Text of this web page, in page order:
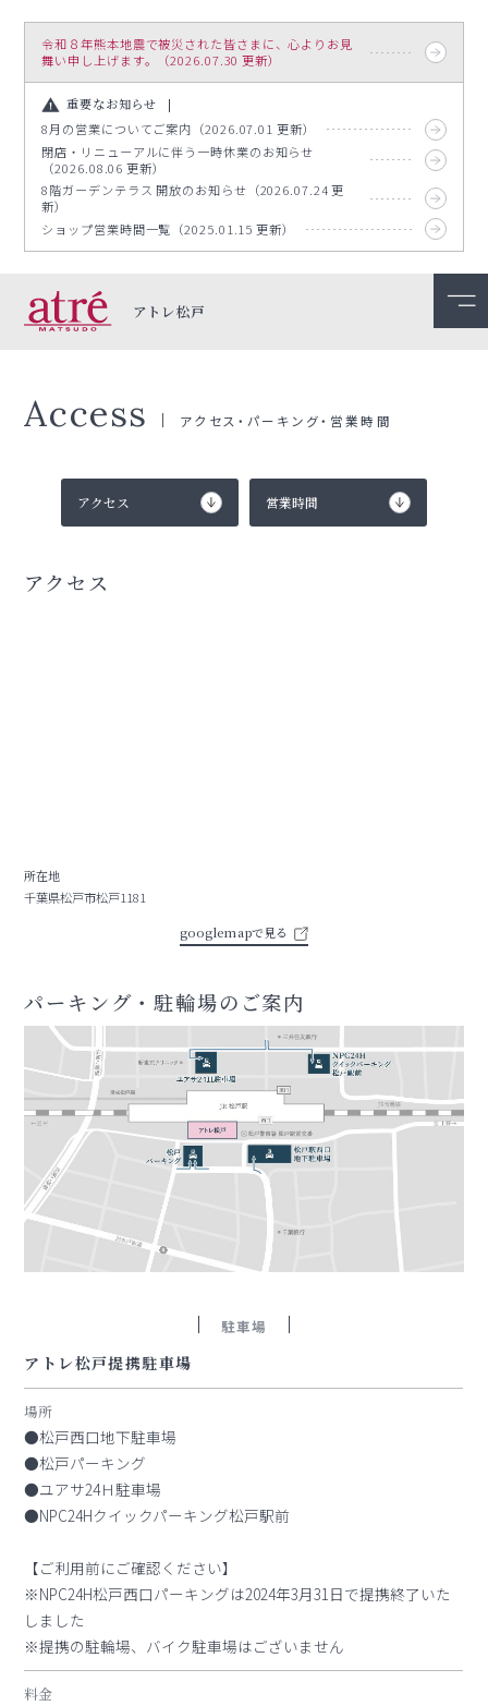
令和８年熊本地震で被災された皆さまに、心よりお見
舞い申し上げます。（2026.07.30 更新）
重要なお知らせ
8月の営業についてご案内（2026.07.01 更新）
閉店・リニューアルに伴う一時休業のお知らせ
（2026.08.06 更新）
8階ガーデンテラス 開放のお知らせ（2026.07.24 更
新）
ショップ営業時間一覧（2025.01.15 更新）
アトレ松戸
Access アクセス・パーキング・営業時間
アクセス 営業時間
アクセス
所在地
千葉県松戸市松戸1181
googlemapで見る
パーキング・駐輪場のご案内
駐車場
アトレ松戸提携駐車場
場所
●松戸西口地下駐車場
●松戸パーキング
●ユアサ24Ｈ駐車場
●NPC24Hクイックパーキング松戸駅前
【ご利用前にご確認ください】
※NPC24H松戸西口パーキングは2024年3月31日で提携終了いた
しました
※提携の駐輪場、バイク駐車場はございません
料金